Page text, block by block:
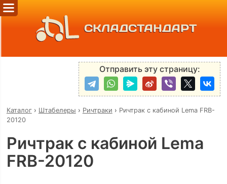
СКЛАДСТАНДАРТ
Отправить эту страницу:
Каталог› Штабелеры › Ричтраки › Ричтрак с кабиной Lema FRB-
20120
Ричтрак с кабиной Lema
FRB-20120